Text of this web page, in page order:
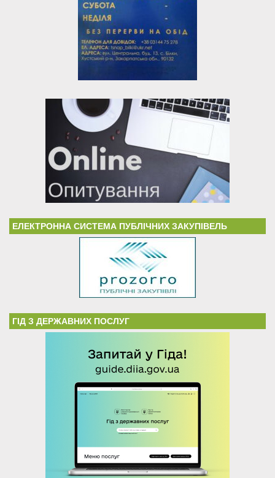
ЕЛЕКТРОННА СИСТЕМА ПУБЛІЧНИХ ЗАКУПІВЕЛЬ
ГІД З ДЕРЖАВНИХ ПОСЛУГ